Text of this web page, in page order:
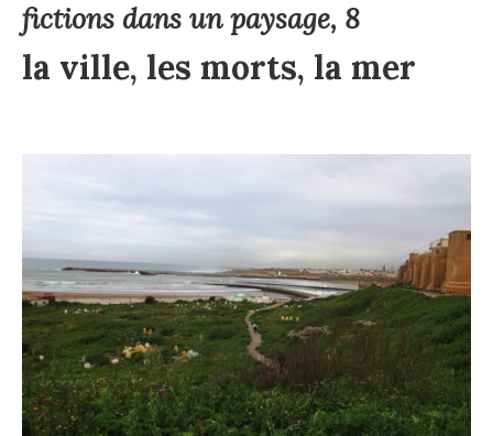
fictions dans un paysage, 8
la ville, les morts, la mer